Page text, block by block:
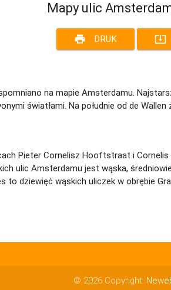
Mapy ulic
print DRUK system_update_alt
na mapie Amsterdamu.
światłami. Na południe od de
Pieter Cornelisz Hooftstraat i
ulic Amsterdamu jest wąska,
to dziewięć wąskich uliczek w obrębie
© 2026 Copyright: